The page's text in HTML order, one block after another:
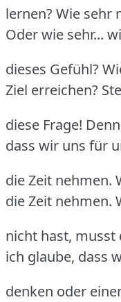
lernen? Wie sehr
Oder wie sehr...
dieses Gefühl?
Ziel erreichen?
diese Frage!
dass wir uns für
die Zeit nehmen.
die Zeit nehmen.
nicht hast, musst
ich glaube, dass
denken oder